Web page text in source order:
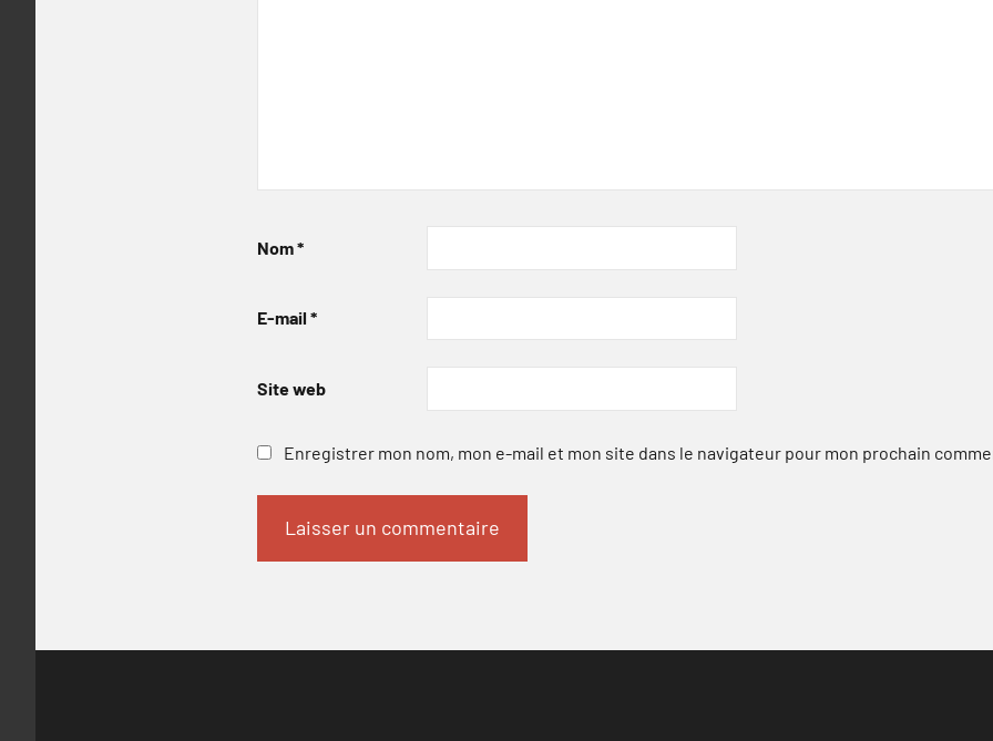
Nom*
E-mail *
Site web
Enregistrer mon nom, mon e-mail et mon site dans le navigateur pour mon prochain